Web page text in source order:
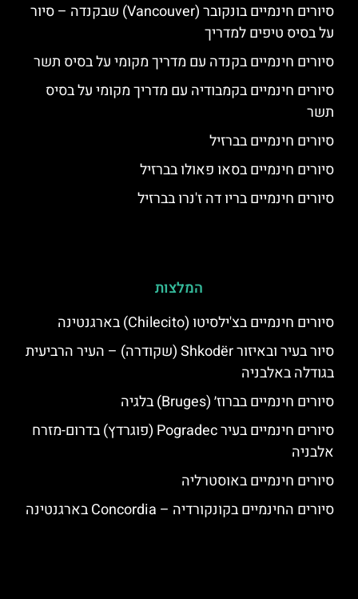
סיורים חינמיים בונקובר (Vancouver) שבקנדה – סיור
על בסיס טיפים למדריך
סיורים חינמיים בקנדה עם מדריך מקומי על בסיס תשר
סיורים חינמיים בקמבודיה עם מדריך מקומי על בסיס
תשר
סיורים חינמיים בברזיל
סיורים חינמיים בסאו פאולו בברזיל
סיורים חינמיים בריו דה ז'נרו בברזיל
המלצות
סיורים חינמיים בצ'ילסיטו (Chilecito) בארגנטינה
סיור בעיר ובאיזור Shkodër (שקודרה) – העיר הרביעית
בגודלה באלבניה
סיורים חינמיים בברוז׳ (Bruges) בלגיה
סיורים חינמיים בעיר Pogradec (פוגרדץ) בדרום-מזרח
אלבניה
סיורים חינמיים באוסטרליה
סיורים החינמיים בקונקורדיה – Concordia בארגנטינה